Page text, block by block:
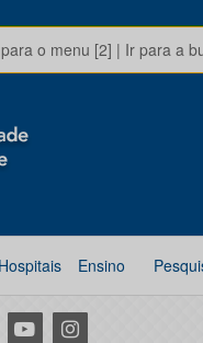
o menu [2] | Ir para a
Hospitais Ensino
YoutubeInstagram